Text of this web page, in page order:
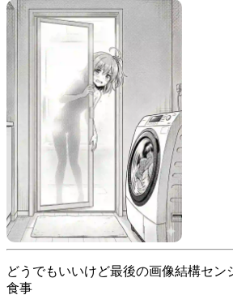
どうでもいいけど最後の画像結構セ
食事